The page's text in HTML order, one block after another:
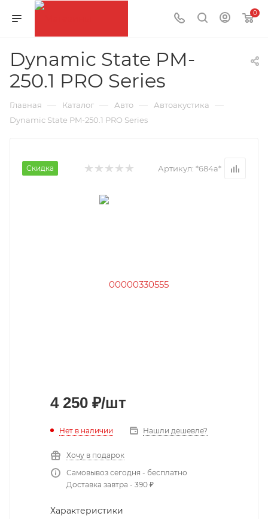
0
Dynamic State PM-
250.1 PRO Series
Главная — Каталог — Авто — Автоакустика —
Dynamic State PM-250.1 PRO Series
Скидка Артикул: *684а*
4 250 ₽/шт
Нет в наличии Нашли дешевле?
Хочу в подарок
Самовывоз сегодня - бесплатно
Доставка завтра - 390 ₽
Характеристики